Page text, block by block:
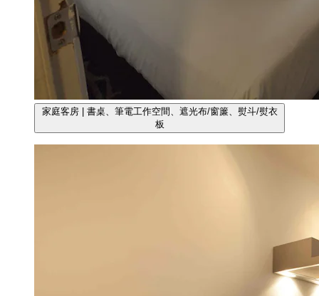
家庭客房 | 書桌、筆電工作空間、遮光布/窗簾、熨斗/熨衣
板